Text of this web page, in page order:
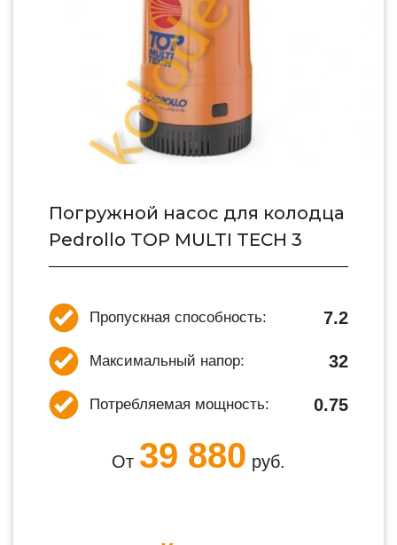
Погружной насос для колодца
Pedrollo TOP MULTI TECH 3
Пропускная способность: 7.2
Максимальный напор: 32
Потребляемая мощность: 0.75
От 39 880 руб.